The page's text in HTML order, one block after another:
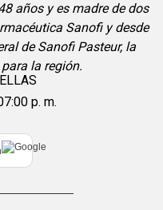
años y es madre de dos
Sanofi y desde
de Sanofi Pasteur, la
la región.
p. m.